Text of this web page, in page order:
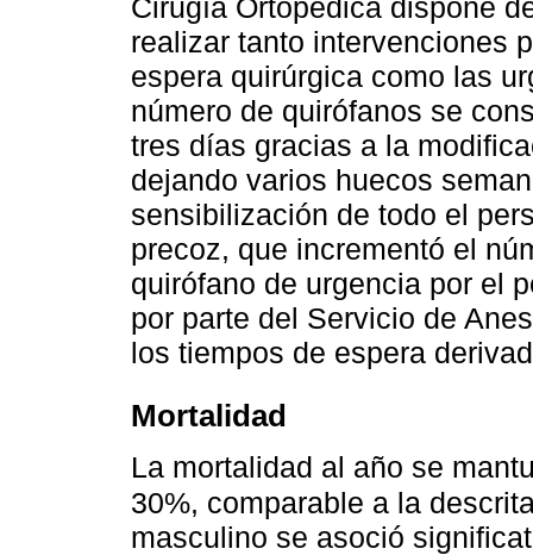
Cirugía Ortopédica dispone
realizar tanto intervenciones
espera quirúrgica como las
número de quirófanos se
tres días gracias a la
dejando varios huecos
sensibilización de todo el
precoz, que incrementó el
quirófano de urgencia por el
por parte del Servicio de
los tiempos de espera
Mortalidad
La mortalidad al año se
30%, comparable a la
masculino se asoció